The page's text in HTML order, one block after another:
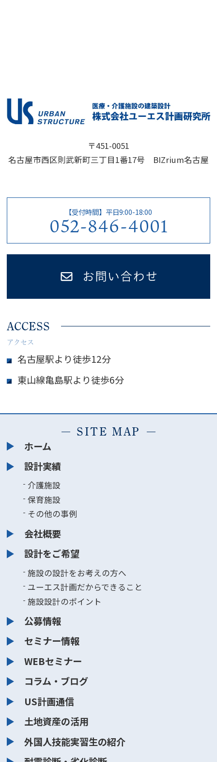
〒451-0051
名古屋市西区則武新町三丁目1番17号 BIZrium名古屋
【受付時間】平日9:00-18:00
052-846-4001
ACCESS
アクセス
名古屋駅より徒歩12分
東山線亀島駅より徒歩6分
SITE MAP
ホーム
設計実績
介護施設
保育施設
その他の事例
会社概要
設計をご希望
施設の設計をお考えの方へ
ユーエス計画だからできること
施設設計のポイント
公募情報
セミナー情報
WEBセミナー
コラム・ブログ
US計画通信
土地資産の活用
外国人技能実習生の紹介